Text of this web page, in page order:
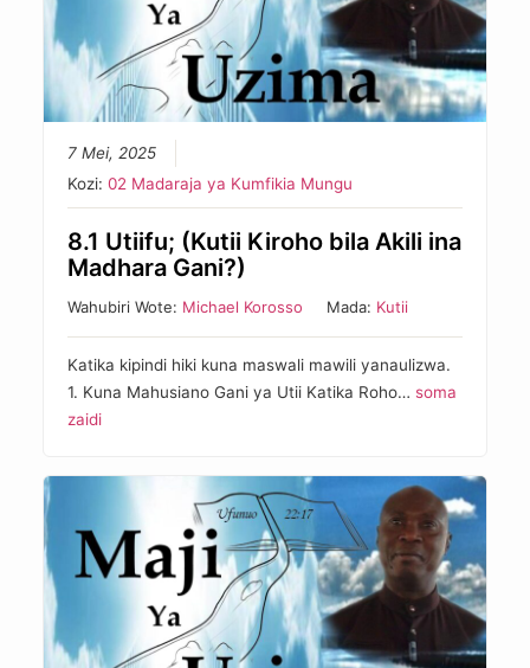
7 Mei, 2025
Kozi:02 Madaraja ya Kumfikia Mungu
8.1 Utiifu; (Kutii Kiroho bila Akili ina
Madhara Gani?)
Wahubiri Wote: Michael Korosso Mada: Kutii
Katika kipindi hiki kuna maswali mawili yanaulizwa.
1. Kuna Mahusiano Gani ya Utii Katika Roho…soma
zaidi